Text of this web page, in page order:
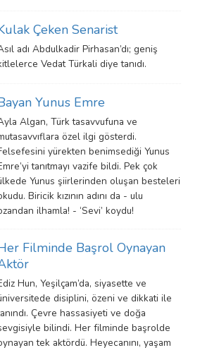
Çeken Senarist
adı Abdulkadir Pirhasan’dı; geniş
Vedat Türkali diye tanıdı.
Yunus Emre
Algan, Türk tasavvufuna ve
özel ilgi gösterdi.
yürekten benimsediği Yunus
tanıtmayı vazife bildi. Pek çok
Yunus şiirlerinden oluşan besteleri
Biricik kızının adını da - ulu
ilhamla! - ‘Sevi’ koydu!
Filminde Başrol Oynayan
Hun, Yeşilçam’da, siyasette ve
disiplini, özeni ve dikkati ile
Çevre hassasiyeti ve doğa
bilindi. Her filminde başrolde
tek aktördü. Heyecanını, yaşam